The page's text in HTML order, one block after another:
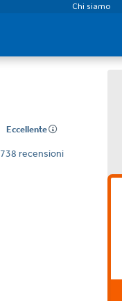
Chi siamo
Eccellente
738 recensioni